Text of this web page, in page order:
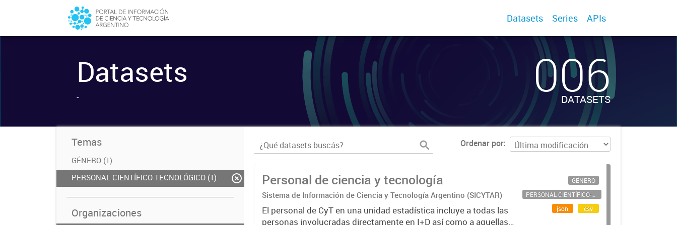
Datasets Series APIs
Datasets
- 006
DATASETS
Temas
GÉNERO (1)
PERSONAL CIENTÍFICO-TECNOLÓGICO (1)
Organizaciones
Ordenar por
Personal de ciencia y tecnología
Sistema de Información de Ciencia y Tecnología Argentino (SICYTAR)
El personal de CyT en una unidad estadística incluye a todas las
personas involucradas directamente en I+D así como a aquellas
GÉNERO
PERSONAL CIENTÍFICO-TECNOLÓGICO
json
csv